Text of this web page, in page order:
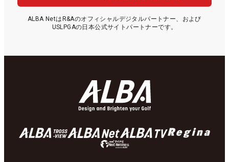
ALBA NetはR&Aのオフィシャルデジタルパートナー、および
USLPGAの日本公式サイトパートナーです。